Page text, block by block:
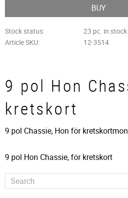
BUY
Stock status
23 pc. in stock
Article SKU
12-3514
9 pol Hon
kretskort
9 pol Chassie, Hon för
9 pol Hon Chassie, för kretskort